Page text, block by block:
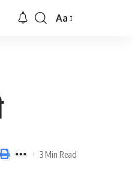
Font
Aa
3 Min Read